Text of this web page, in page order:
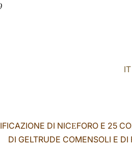
IT
DI NICEFORO E 25
DI GELTRUDE COMENSOLI E